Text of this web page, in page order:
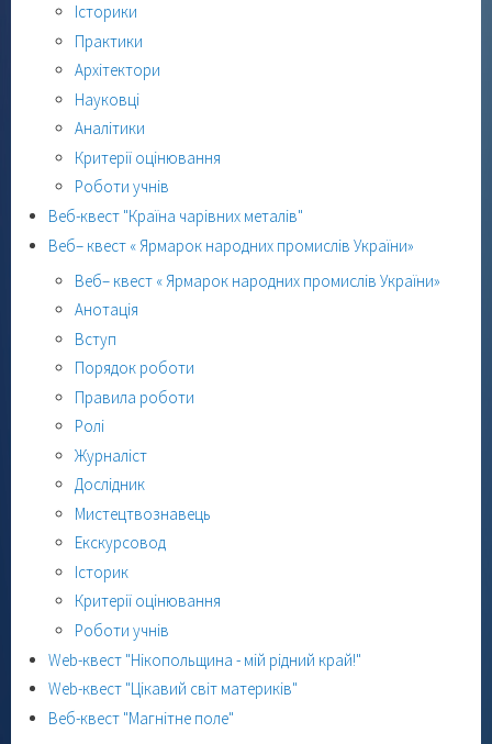
Історики
Практики
Архітектори
Науковці
Аналітики
Критерії оцінювання
Роботи учнів
Веб-квест "Країна чарівних металів"
Веб– квест « Ярмарок народних промислів України»
Веб– квест « Ярмарок народних промислів України»
Анотація
Вступ
Порядок роботи
Правила роботи
Ролі
Журналіст
Дослідник
Мистецтвознавець
Екскурсовод
Історик
Критерії оцінювання
Роботи учнів
Web-квест "Нікопольщина - мій рідний край!"
Web-квест "Цікавий світ материків"
Веб-квест "Магнітне поле"